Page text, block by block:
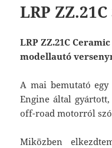
LRP ZZ.21C
LRP ZZ.21C
modellautó
A mai bemutató egy
Engine által
off-road motorról
Miközben